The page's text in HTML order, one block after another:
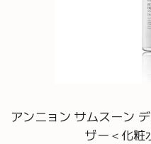
アンニョン サムスーン
ザー＜化粧